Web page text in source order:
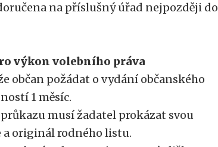
na příslušný úřad nejpozději do
výkon volebního práva
občan požádat o vydání občanského
1 měsíc.
musí žadatel prokázat svou
originál rodného listu.